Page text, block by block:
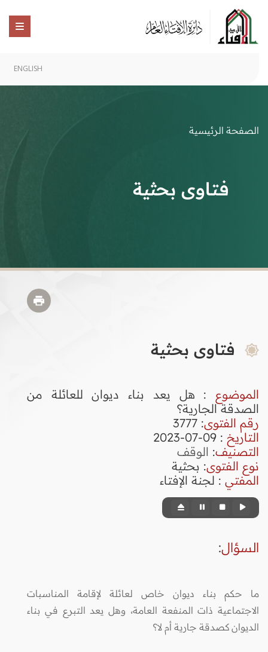
ENGLISH
الصفحة الرئيسية
فتاوى بحثية
فتاوى بحثية
الموضوع : هل يعد بناء ديوان للعائلة من
الصدقة الجارية؟
رقم الفتوى:
3777
التاريخ : 09-07-2023
التصنيف: الوقف
نوع الفتوى: بحثية
المفتي : لجنة الإفتاء
السؤال:
ما حكم بناء ديوان خاص لعائلة لإقامة المناسبات
الاجتماعية ذات المنفعة العامة، وهل يعد التبرع في بناء
الديوان كصدقة جارية أم لا؟